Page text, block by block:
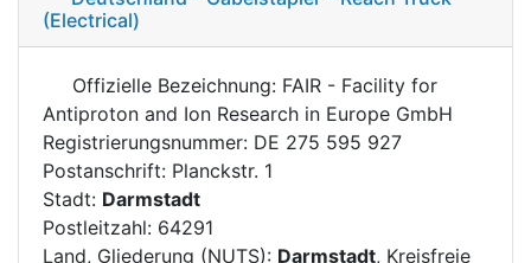
(Electrical)
Offizielle Bezeichnung: FAIR - Facility for
Antiproton and Ion Research in Europe GmbH
Registrierungsnummer: DE 275 595 927
Postanschrift: Planckstr. 1
Stadt: Darmstadt
Postleitzahl: 64291
Land, Gliederung (NUTS): Darmstadt, Kreisfreie